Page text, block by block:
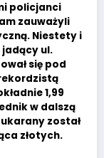
policjanci
zauważyli
Niestety i
jadący ul.
się pod
1,99
w dalszą
został
złotych.